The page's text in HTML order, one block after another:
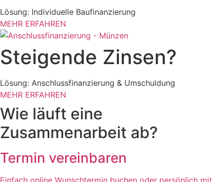
Lösung: Individuelle Baufinanzierung
MEHR ERFAHREN
Steigende Zinsen?
Lösung: Anschlussfinanzierung & Umschuldung
MEHR ERFAHREN
Wie läuft eine
Zusammenarbeit ab?
Termin vereinbaren
Einfach online Wunschtermin buchen oder persönlich mit